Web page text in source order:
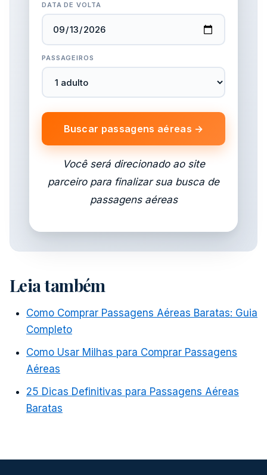
DATA DE VOLTA
PASSAGEIROS
Buscar passagens aéreas →
Você será direcionado ao site
parceiro para finalizar sua busca de
passagens aéreas
Leia também
Como Comprar Passagens Aéreas Baratas: Guia
Completo
Como Usar Milhas para Comprar Passagens
Aéreas
25 Dicas Definitivas para Passagens Aéreas
Baratas